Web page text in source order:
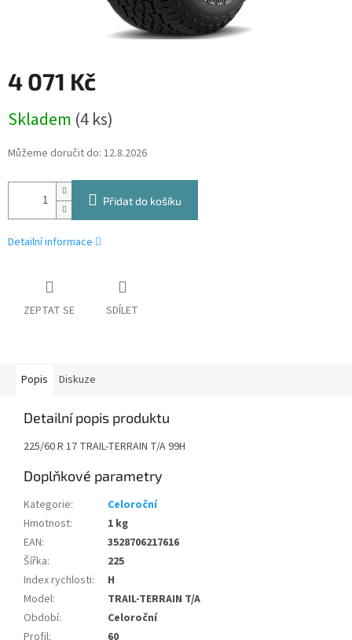
4 071 Kč
cena:
Skladem (4 ks)
Můžeme doručit do: 12.8.2026
Přidat do košíku
Detailní informace
ZEPTAT SE SDÍLET
Popis Diskuze
Detailní popis produktu
225/60 R 17 TRAIL-TERRAIN T/A 99H
Doplňkové parametry
Kategorie:
Celoroční
Hmotnost:
1 kg
EAN:
3528706217616
Šířka:
225
Index rychlosti:
H
Model:
TRAIL-TERRAIN T/A
Období:
Celoroční